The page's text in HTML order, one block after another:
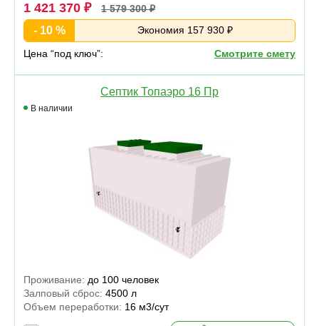
1 421 370 ₽ 1 579 300 ₽
- 10 % Экономия 157 930 ₽
Цена “под ключ”: Смотрите смету
Септик Топаэро 16 Пр
В наличии
Проживание: до 100 человек
Залповый сброс: 4500 л
Объем переработки: 16 м3/сут